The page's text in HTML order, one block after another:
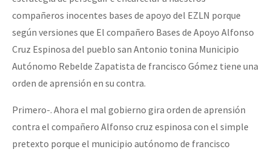
compañeros inocentes bases de apoyo del EZLN porque
según versiones que El compañero Bases de Apoyo Alfonso
Cruz Espinosa del pueblo san Antonio tonina Municipio
Autónomo Rebelde Zapatista de francisco Gómez tiene una
orden de aprensión en su contra.
Primero-. Ahora el mal gobierno gira orden de aprensión
contra el compañero Alfonso cruz espinosa con el simple
pretexto porque el municipio autónomo de francisco